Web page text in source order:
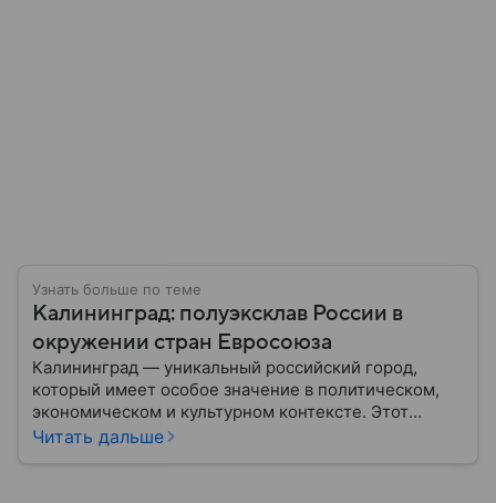
Узнать больше по теме
Калининград: полуэксклав России в
окружении стран Евросоюза
Калининград — уникальный российский город,
который имеет особое значение в политическом,
экономическом и культурном контексте. Этот
город, расположенный в самом сердце Европы,
Читать дальше